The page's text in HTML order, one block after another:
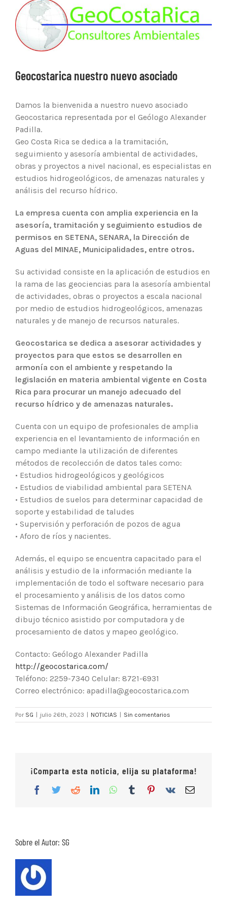
Ver
imagen
más
grande
Geocostarica nuestro nuevo asociado
Damos la bienvenida a nuestro nuevo asociado
Geocostarica representada por el Geólogo Alexander
Padilla.
Geo Costa Rica se dedica a la tramitación,
seguimiento y asesoría ambiental de actividades,
obras y proyectos a nivel nacional, es especialistas en
estudios hidrogeológicos, de amenazas naturales y
análisis del recurso hídrico.
La empresa cuenta con amplia experiencia en la
asesoría, tramitación y seguimiento estudios de
permisos en SETENA, SENARA, la Dirección de
Aguas del MINAE, Municipalidades, entre otros.
Su actividad consiste en la aplicación de estudios en
la rama de las geociencias para la asesoría ambiental
de actividades, obras o proyectos a escala nacional
por medio de estudios hidrogeológicos, amenazas
naturales y de manejo de recursos naturales.
Geocostarica se dedica a asesorar actividades y
proyectos para que estos se desarrollen en
armonía con el ambiente y respetando la
legislación en materia ambiental vigente en Costa
Rica para procurar un manejo adecuado del
recurso hídrico y de amenazas naturales.
Cuenta con un equipo de profesionales de amplia
experiencia en el levantamiento de información en
campo mediante la utilización de diferentes
métodos de recolección de datos tales como:
• Estudios hidrogeológicos y geológicos
• Estudios de viabilidad ambiental para SETENA
• Estudios de suelos para determinar capacidad de
soporte y estabilidad de taludes
• Supervisión y perforación de pozos de agua
• Aforo de ríos y nacientes.
Además, el equipo se encuentra capacitado para el
análisis y estudio de la información mediante la
implementación de todo el software necesario para
el procesamiento y análisis de los datos como
Sistemas de Información Geográfica, herramientas de
dibujo técnico asistido por computadora y de
procesamiento de datos y mapeo geológico.
Contacto: Geólogo Alexander Padilla
http://geocostarica.com/
Teléfono: 2259-7340 Celular: 8721-6931
Correo electrónico: apadilla@geocostarica.com
Por SG julio 26th, 2023 NOTICIAS Sin comentarios
¡Comparta esta noticia, elija su plataforma!
Facebook
TwitterRedditLinkedInWhatsApp
TumblrPinterest
Vk
Correo
Sobre el Autor: SG